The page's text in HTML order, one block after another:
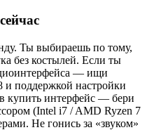
Ты выбираешь по тому,
без костылей. Если ты
— ищи
поддержкой настройки
купить интерфейс — бери
(Intel i7 / AMD Ryzen 7
Не гонись за «звуком»